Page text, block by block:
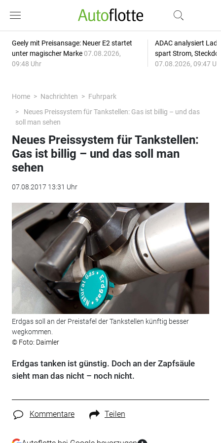
Geely mit Preisansage: Neuer E2 startet
unter magischer Marke 07.08.2026,
09:48 Uhr
ADAC analysiert
spart Strom,
07.08.2026, 09:47
Home Nachrichten
Fuhrpark
Neues Preissystem für Tankstellen: Gas ist billig – und das
soll man sehen
Neues Preissystem für Tankstellen:
Gas ist billig – und das soll man
sehen
07.08.2017 13:31 Uhr
Erdgas soll an der Preistafel der Tankstellen künftig besser
wegkommen.
© Foto: Daimler
Erdgas tanken ist günstig. Doch an der Zapfsäule
sieht man das nicht – noch nicht.
Kommentare Teilen